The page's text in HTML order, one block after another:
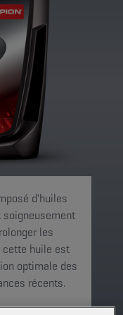
d'huiles
soigneusement
les
cette huile est
optimale des
récents.